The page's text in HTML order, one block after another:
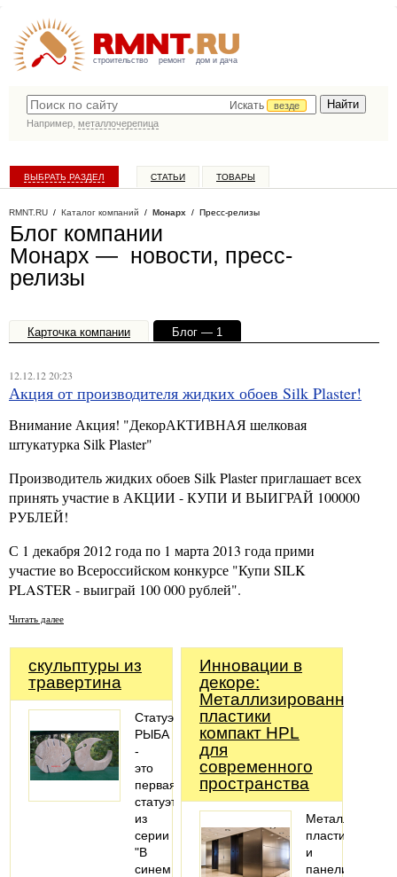
строительство ремонт дом и дача
Искать
везде
Например, металлочерепица
ВЫБРАТЬ РАЗДЕЛ СТАТЬИ ТОВАРЫ
RMNT.RU / Каталог компаний / Монарх / Пресс-релизы
Блог компании
Монарх — новости, пресс-
релизы
Карточка компании
Блог — 1
12.12.12 20:23
Акция от производителя жидких обоев Silk Plaster!
Внимание Акция! "ДекорАКТИВНАЯ шелковая
штукатурка Silk Plaster"
Производитель жидких обоев Silk Plaster приглашает всех
принять участие в АКЦИИ - КУПИ И ВЫИГРАЙ 100000
РУБЛЕЙ!
С 1 декабря 2012 года по 1 марта 2013 года прими
участие во Всероссийском конкурсе "Купи SILK
PLASTER - выиграй 100 000 рублей".
Читать далее
скульптуры из
травертина
Статуэтка
РЫБА
-
это
первая
статуэтка
из
серии
"В
синем
Инновации в
декоре:
Металлизированные
пластики
компакт HPL
для
современного
пространства
пластики
и
панели